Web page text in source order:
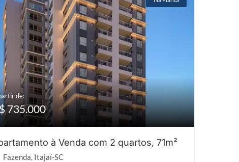
de:
735.000
à Venda com 2 quartos, 71m²
Fazenda, Itajaí-SC